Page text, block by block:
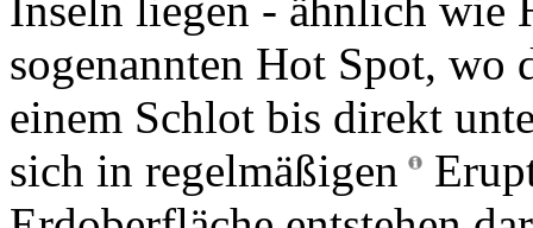
einem Schlot bis direkt
sich in regelmäßigen
Erdoberfläche entstehen
Inseln. Und so bildete sich